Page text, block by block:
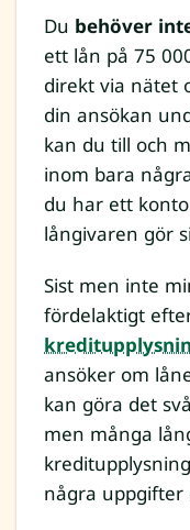
Du behöver
ett lån på 75
direkt via nätet
din ansökan
kan du till och
inom bara
du har ett
långivaren gör
Sist men inte
fördelaktigt
ansöker om
kan göra det
men många
några uppgifter